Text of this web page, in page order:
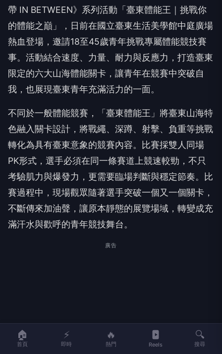
帶 IN BETWEEN》系列活動「臺東體能王｜挑戰你
的體能之巔」，日前在國立臺東生活美學館中庭廣場
熱血登場，邀請18至45歲青年挑戰專屬體能競技賽
事。活動結合速度、力量、耐力與反應力，打造臺東
限定的六大山海體能關卡，讓青年在競賽中突破自
我，也展現臺東青年充滿活力的一面。
不同於一般體能競賽，「臺東體能王」將臺東山海特
色融入關卡設計，將戰繩、深蹲、射擊、負重等挑戰
轉化為具有臺東意象的競賽內容。比賽採雙人同場
PK形式，選手必須在同一條賽道上競速較勁，不只
考驗肌力與爆發力，更需要臨場判斷與穩定節奏。比
賽過程中，現場觀眾隨著選手突破一個又一個關卡，
不斷傳來加油聲，讓原本靜態的展覽場域，轉變成充
滿汗水與歡呼的青年競技舞台。
廣告
🏠
首頁
⚡
即時
🔥
熱門 Reels
🔍
搜尋